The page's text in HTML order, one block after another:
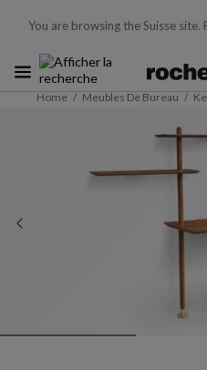
You are browsing the Suisse site.
Home Meubles De Bureau